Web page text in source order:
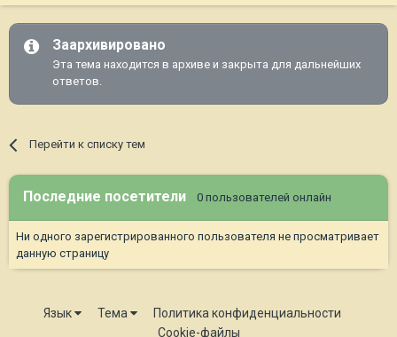
Заархивировано
Эта тема находится в архиве и закрыта для дальнейших
ответов.
Перейти к списку тем
Последние посетители 0 пользователей онлайн
Ни одного зарегистрированного пользователя не просматривает
данную страницу
Язык Тема
Политика конфиденциальности
Cookie-файлы